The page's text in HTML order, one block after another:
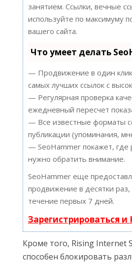
занятием. Ссылки, вечные
используйте по максимуму
вашего сайта.
Что умеет делать
— Продвижение в один
самых лучших ссылок с
— Регулярная проверка
ежедневный пересчет
— Все известные форматы
публикации (упоминания,
— SeoHammer покажет, где
нужно обратить внимание.
SeoHammer еще
продвижение в десятки
течение первых 7 дней.
Зарегистрироваться
Кроме того, Rising Internet
способен блокировать